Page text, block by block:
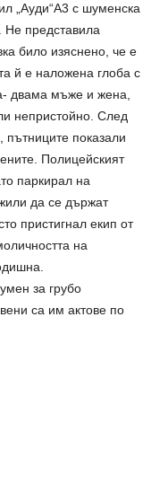
„Ауди“А3 с шуменска
Не представила
било изяснено, че е
й е наложена глоба с
двама мъже и жена,
непристойно. След
пътниците показали
Полицейският
паркирал на
да се държат
пристигнал екип от
на
за грубо
са им актове по